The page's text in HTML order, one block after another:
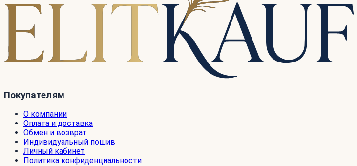
Покупателям
О компании
Оплата и доставка
Обмен и возврат
Индивидуальный пошив
Личный кабинет
Политика конфиденциальности